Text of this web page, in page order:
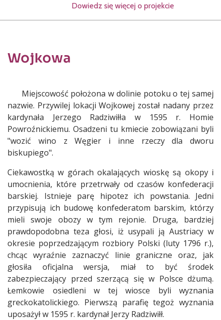
Dowiedz się więcej o projekcie
Wojkowa
Treść
Miejscowość położona w dolinie potoku o tej samej
nazwie. Przywilej lokacji Wojkowej został nadany przez
kardynała Jerzego Radziwiłła w 1595 r. Homie
Powroźnickiemu. Osadzeni tu kmiecie zobowiązani byli
"wozić wino z Węgier i inne rzeczy dla dworu
biskupiego".
Ciekawostką w górach okalających wioskę są okopy i
umocnienia, które przetrwały od czasów konfederacji
barskiej. Istnieje parę hipotez ich powstania. Jedni
przypisują ich budowę konfederatom barskim, którzy
mieli swoje obozy w tym rejonie. Druga, bardziej
prawdopodobna teza głosi, iż usypali ją Austriacy w
okresie poprzedzającym rozbiory Polski (luty 1796 r.),
chcąc wyraźnie zaznaczyć linie graniczne oraz, jak
głosiła oficjalna wersja, miał to być środek
zabezpieczający przed szerzącą się w Polsce dżumą.
Łemkowie osiedleni w tej wiosce byli wyznania
greckokatolickiego. Pierwszą parafię tegoż wyznania
uposażył w 1595 r. kardynał Jerzy Radziwiłł.